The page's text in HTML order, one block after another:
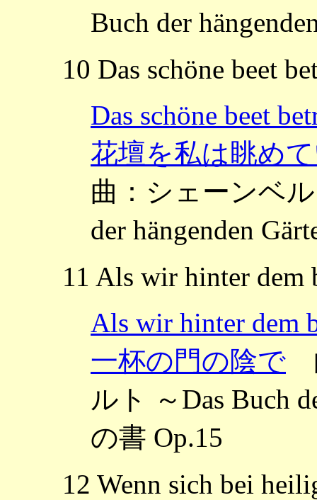
Buch der
10 Das schöne beet
Das schöne beet
花壇を私は眺め
曲：シェーンベ
der hängenden
11 Als wir hinter dem
Als wir hinter
一杯の門の陰で
ルト ～Das Buch
の書 Op.15
12 Wenn sich bei